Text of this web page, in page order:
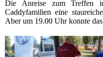
Die Anreise zum Treffen
Caddyfamilien eine
Aber um 19.00 Uhr konnte